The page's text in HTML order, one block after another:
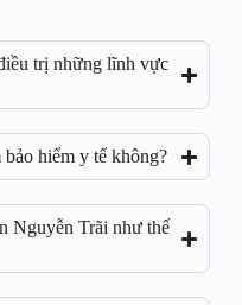
trị những lĩnh vực
hiểm y tế không?
Nguyễn Trãi như thế